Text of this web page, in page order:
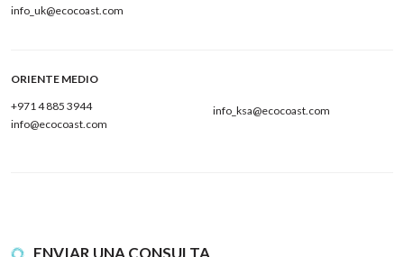
info_uk@ecocoast.com
ORIENTE MEDIO
+971 4 885 3944
info@ecocoast.com
info_ksa@ecocoast.com
ENVIAR UNA CONSULTA